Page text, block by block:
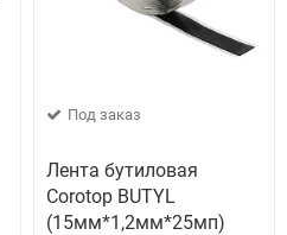
Под заказ
Лента бутиловая
Сorotop BUTYL
(15мм*1,2мм*25мп)